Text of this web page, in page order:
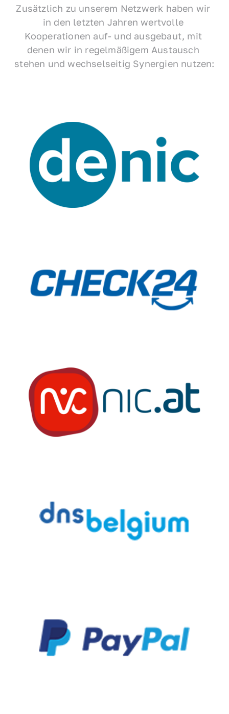
Zusätzlich zu unserem Netzwerk haben wir
in den letzten Jahren wertvolle
Kooperationen auf- und ausgebaut, mit
denen wir in regelmäßigem Austausch
stehen und wechselseitig Synergien nutzen: